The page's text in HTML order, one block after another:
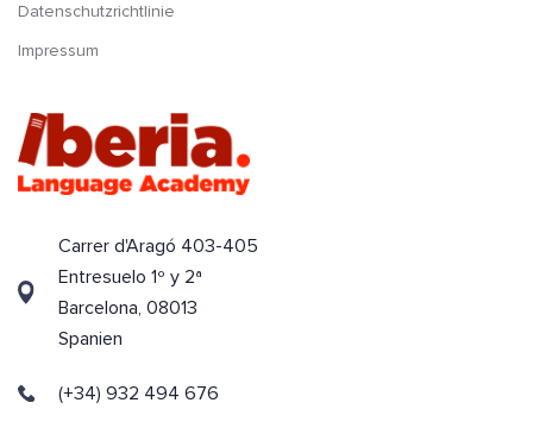
Datenschutzrichtlinie
Impressum
Carrer d'Aragó 403-405
Entresuelo 1º y 2ª
Barcelona, 08013
Spanien
(+34) 932 494 676